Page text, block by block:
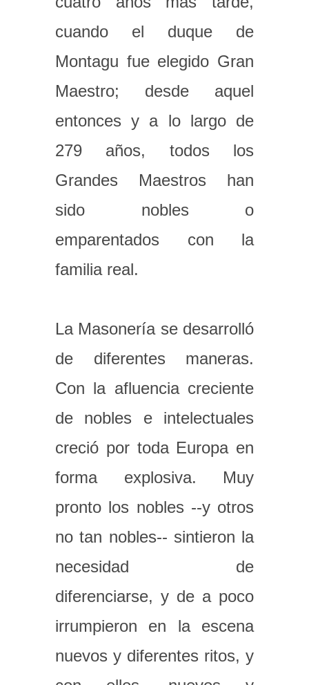
cuando el duque de
Montagu fue elegido Gran
Maestro; desde aquel
entonces y a lo largo de
279 años, todos los
Grandes Maestros han
sido nobles o
emparentados con la
familia real.
La Masonería se desarrolló
de diferentes maneras.
Con la afluencia creciente
de nobles e intelectuales
creció por toda Europa en
forma explosiva. Muy
pronto los nobles --y otros
no tan nobles-- sintieron la
necesidad de
diferenciarse, y de a poco
irrumpieron en la escena
nuevos y diferentes ritos, y